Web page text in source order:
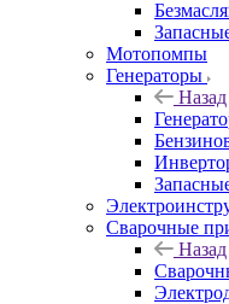
Мотопомпы
Генераторы
Назад
Сварочные
Назад